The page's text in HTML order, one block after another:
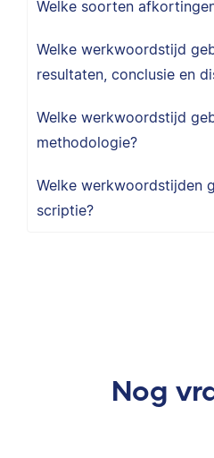
Welke soorten
Welke werkwoordstijd
resultaten, conclusie en
Welke werkwoordstijd
methodologie?
Welke werkwoordstijden
scriptie?
Nog